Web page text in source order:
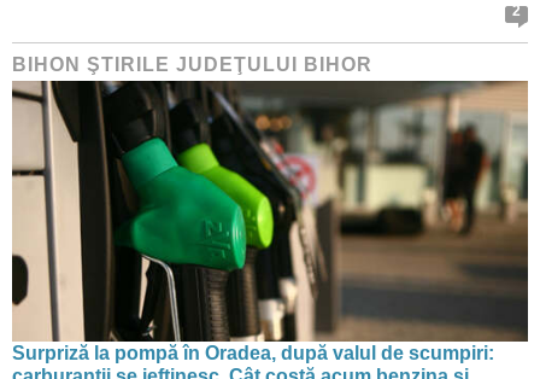
2
BIHON ŞTIRILE JUDEŢULUI BIHOR
Surpriză la pompă în Oradea, după valul de scumpiri: